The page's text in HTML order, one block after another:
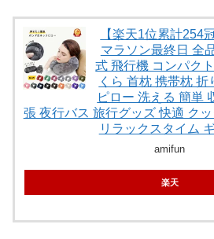
【楽天1位累計254
マラソン最終日 全
式 飛行機 コンパク
くら 首枕 携帯枕
ピロー 洗える 簡単
張 夜行バス 旅行グッズ 快適 ク
リラックスタイム
amifun
楽天